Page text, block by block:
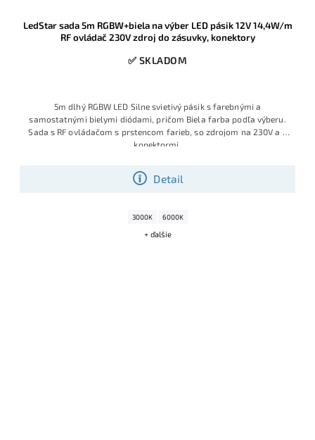
LedStar sada 5m RGBW+biela na výber LED pásik 12V 14,4W/m
RF ovládač 230V zdroj do zásuvky, konektory
✅ SKLADOM
Detail
5m dlhý RGBW LED Silne svietivý pásik s farebnými a
samostatnými bielymi diódami, pričom Biela farba podľa výberu.
Sada s RF ovládačom s prstencom farieb, so zdrojom na 230V a s
konektormi.
3000K 6000K
+ ďalšie